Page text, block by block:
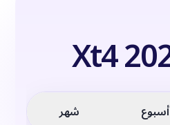
أسبوع شهر